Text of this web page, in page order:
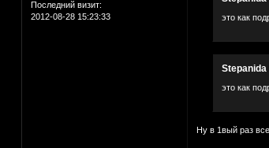
Последний визит:
2012-08-28 15:23:33
это как
Stepanida
это как
Ну в 1вый раз